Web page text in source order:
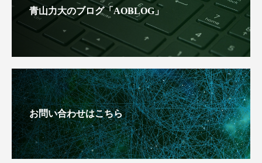
青山力大のブログ「AOBLOG」
お問い合わせはこちら